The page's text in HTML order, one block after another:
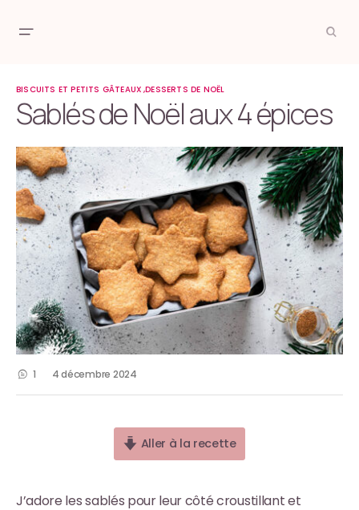
BISCUITS ET PETITS GÂTEAUX DESSERTS DE NOËL
Sablés de Noël aux 4 épices
1 4 décembre 2024
Aller à la recette
J’adore les sablés pour leur côté croustillant et